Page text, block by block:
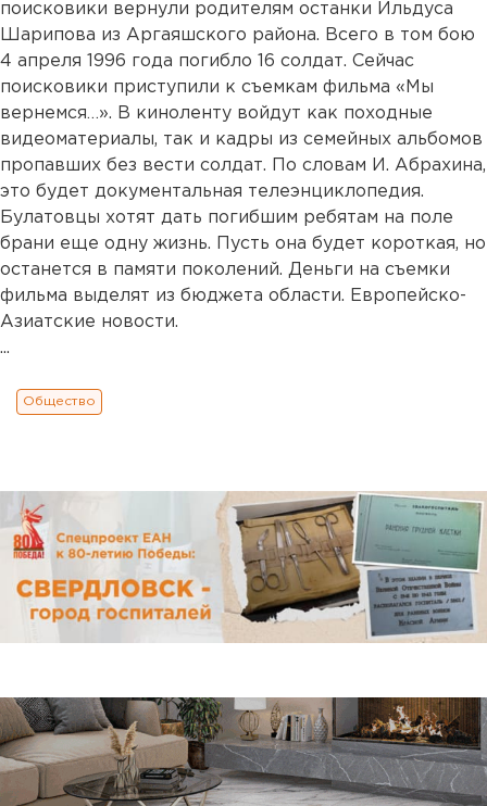
поисковики вернули родителям останки Ильдуса
Шарипова из Аргаяшского района. Всего в том бою
4 апреля 1996 года погибло 16 солдат. Сейчас
поисковики приступили к съемкам фильма «Мы
вернемся…». В киноленту войдут как походные
видеоматериалы, так и кадры из семейных альбомов
пропавших без вести солдат. По словам И. Абрахина,
это будет документальная телеэнциклопедия.
Булатовцы хотят дать погибшим ребятам на поле
брани еще одну жизнь. Пусть она будет короткая, но
останется в памяти поколений. Деньги на съемки
фильма выделят из бюджета области. Европейско-
Азиатские новости.
...
Общество